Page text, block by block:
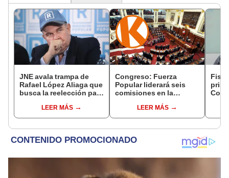
JNE avala trampa de
Rafael López Aliaga que
busca la reelección para
LEER MÁS
Congreso: Fuerza
Popular liderará seis
comisiones en la
LEER MÁS